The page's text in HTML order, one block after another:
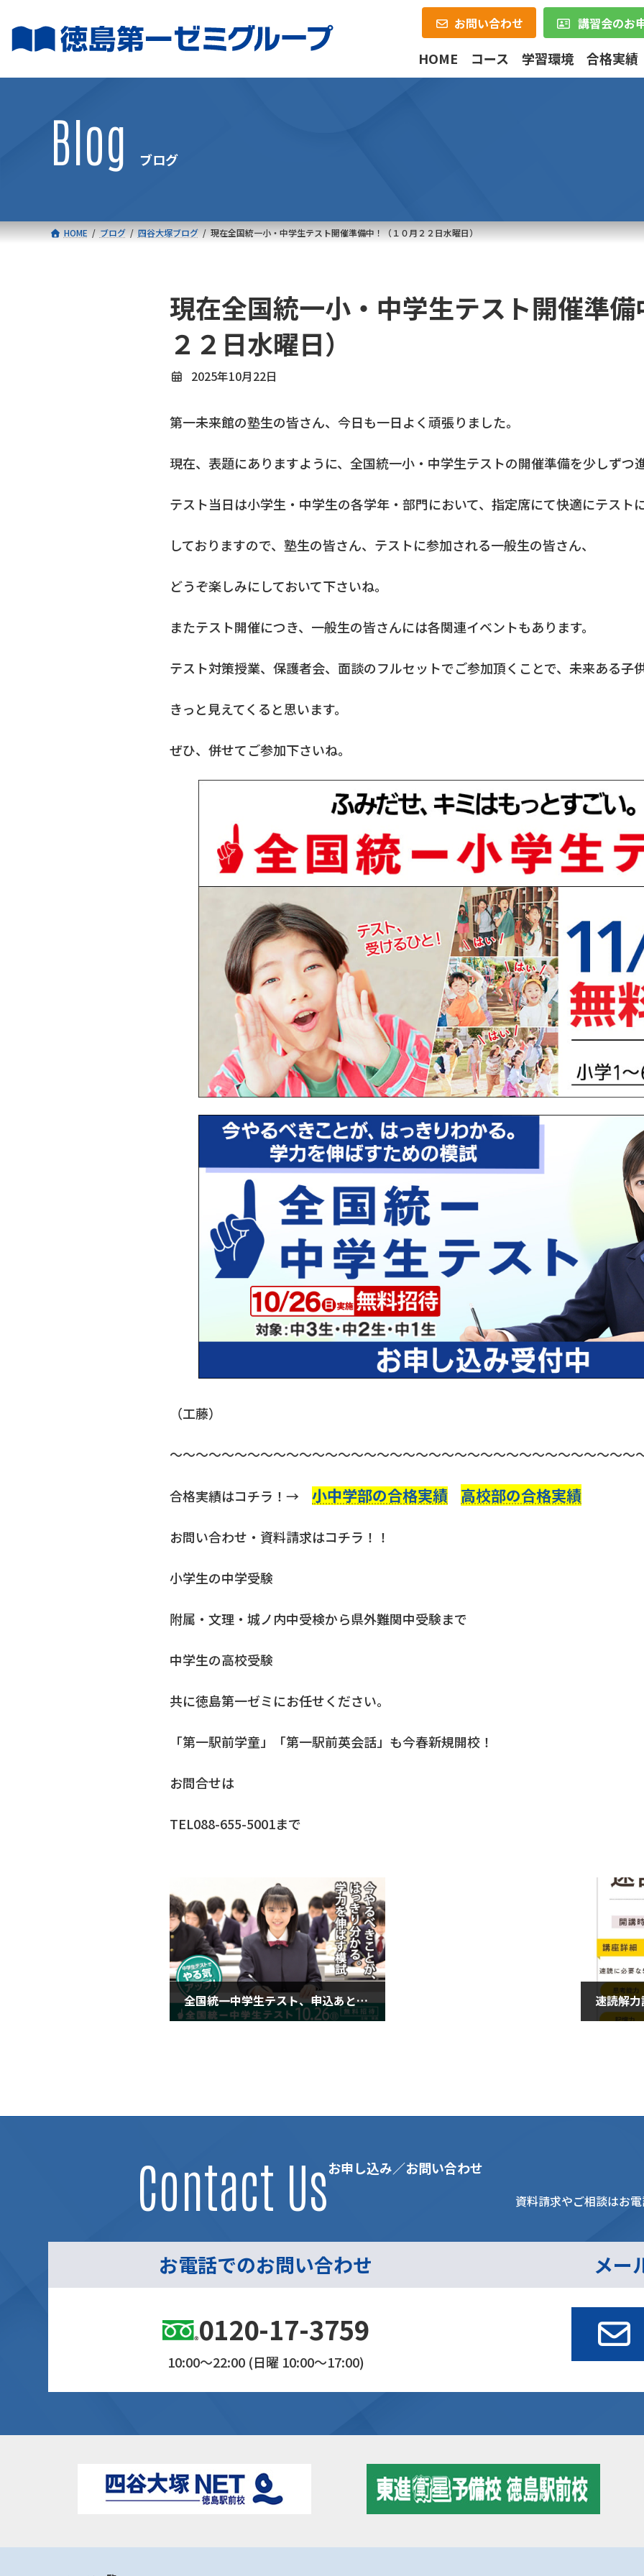
ン
テ
ビ
ゲ
お問い合わせ 講習会のお
HOME コース 学習環境 合格実績
Blog ブログ
HOME ブログ 四谷大塚ブログ 現在全国統一小・中学生テスト開催準備中！（１０月２２日水曜日）
現在全国統一小・中学生テスト開催準
２２日水曜日）
2025年10月22日
第一未来館の塾生の皆さん、今日も一日よく頑張りました。
現在、表題にありますように、全国統一小・中学生テストの開催準備を少しずつ
テスト当日は小学生・中学生の各学年・部門において、指定席にて快適にテスト
しておりますので、塾生の皆さん、テストに参加される一般生の皆さん、
どうぞ楽しみにしておいて下さいね。
またテスト開催につき、一般生の皆さんには各関連イベントもあります。
テスト対策授業、保護者会、面談のフルセットでご参加頂くことで、未来ある子
きっと見えてくると思います。
ぜひ、併せてご参加下さいね。
（工藤）
～～～～～～～～～～～～～～～～～～～～～～～～～～～～～～～～～～～～
合格実績はコチラ！→小中学部の合格実績 高校部の合格実績
お問い合わせ・資料請求はコチラ！！
小学生の中学受験
附属・文理・城ノ内中受検から県外難関中受験まで
中学生の高校受験
共に徳島第一ゼミにお任せください。
「第一駅前学童」「第一駅前英会話」も今春新規開校！
お問合せは
TEL088-655-5001まで
全国統一中学生テスト、申込あと３日！（１０月２１日・火曜日）
お申し込み／お問い合わせ
Contact Us 資料請求やご相談はお
お電話でのお問い合わせ
0120-17-3759
10:00～22:00 (日曜 10:00～17:00)
メー